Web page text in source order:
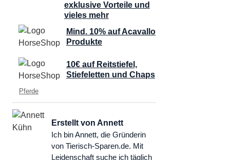
exklusive Vorteile und
vieles mehr
Mind. 10% auf Acavallo
Produkte
10€ auf Reitstiefel,
Stiefeletten und Chaps
Kategorien
Pferde
Erstellt von Annett
Ich bin Annett, die Gründerin
von Tierisch-Sparen.de. Mit
Leidenschaft suche ich täglich